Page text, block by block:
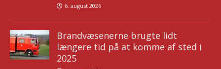
6. august 2026
Brandvæsenerne brugte lidt
længere tid på at komme af sted i
2025